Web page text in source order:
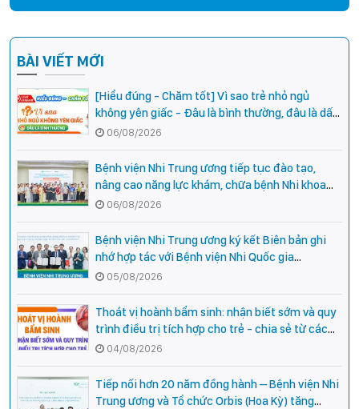
BÀI VIẾT MỚI
[Hiểu đúng - Chăm tốt] Vì sao trẻ nhỏ ngủ
không yên giấc - Đâu là bình thường, đâu là dấu
hiệu cần đi khám ngay?
06/08/2026
Bệnh viện Nhi Trung ương tiếp tục đào tạo,
nâng cao năng lực khám, chữa bệnh Nhi khoa
cho cán bộ y tế tại các tỉnh miền núi phía Bắc
06/08/2026
Bệnh viện Nhi Trung ương ký kết Biên bản ghi
nhớ hợp tác với Bệnh viện Nhi Quốc gia
Campuchia
05/08/2026
Thoát vị hoành bẩm sinh: nhận biết sớm và quy
trình điều trị tích hợp cho trẻ - chia sẻ từ các
chuyên gia hàng đầu của Bệnh Viện Nhi Trung
04/08/2026
Tiếp nối hơn 20 năm đồng hành – Bệnh viện Nhi
Trung ương và Tổ chức Orbis (Hoa Kỳ) tăng